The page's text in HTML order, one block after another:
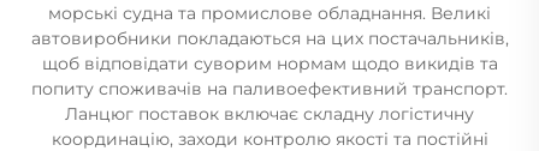
морські судна та промислове обладнання. Великі
автовиробники покладаються на цих постачальників,
щоб відповідати суворим нормам щодо викидів та
попиту споживачів на паливоефективний транспорт.
Ланцюг поставок включає складну логістичну
координацію, заходи контролю якості та постійні